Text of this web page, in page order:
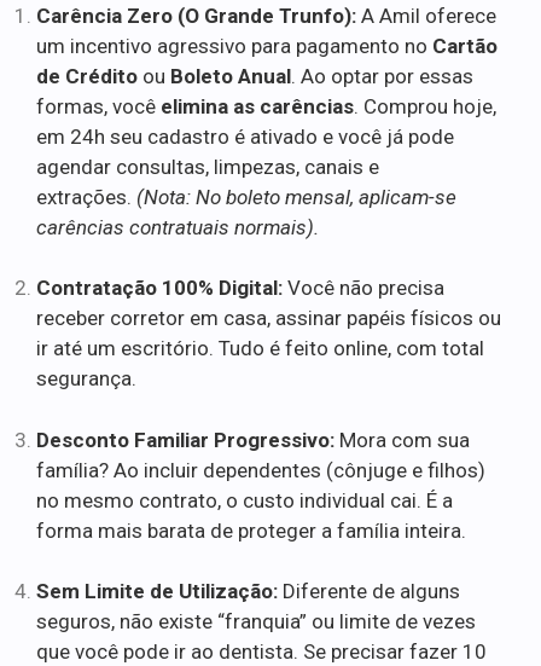
Carência Zero (O Grande Trunfo): A Amil oferece
um incentivo agressivo para pagamento no Cartão
de Crédito ou Boleto Anual. Ao optar por essas
formas, você elimina as carências. Comprou hoje,
em 24h seu cadastro é ativado e você já pode
agendar consultas, limpezas, canais e
extrações. (Nota: No boleto mensal, aplicam-se
carências contratuais normais).
Contratação 100% Digital: Você não precisa
receber corretor em casa, assinar papéis físicos ou
ir até um escritório. Tudo é feito online, com total
segurança.
Desconto Familiar Progressivo: Mora com sua
família? Ao incluir dependentes (cônjuge e filhos)
no mesmo contrato, o custo individual cai. É a
forma mais barata de proteger a família inteira.
Sem Limite de Utilização: Diferente de alguns
seguros, não existe “franquia” ou limite de vezes
que você pode ir ao dentista. Se precisar fazer 10